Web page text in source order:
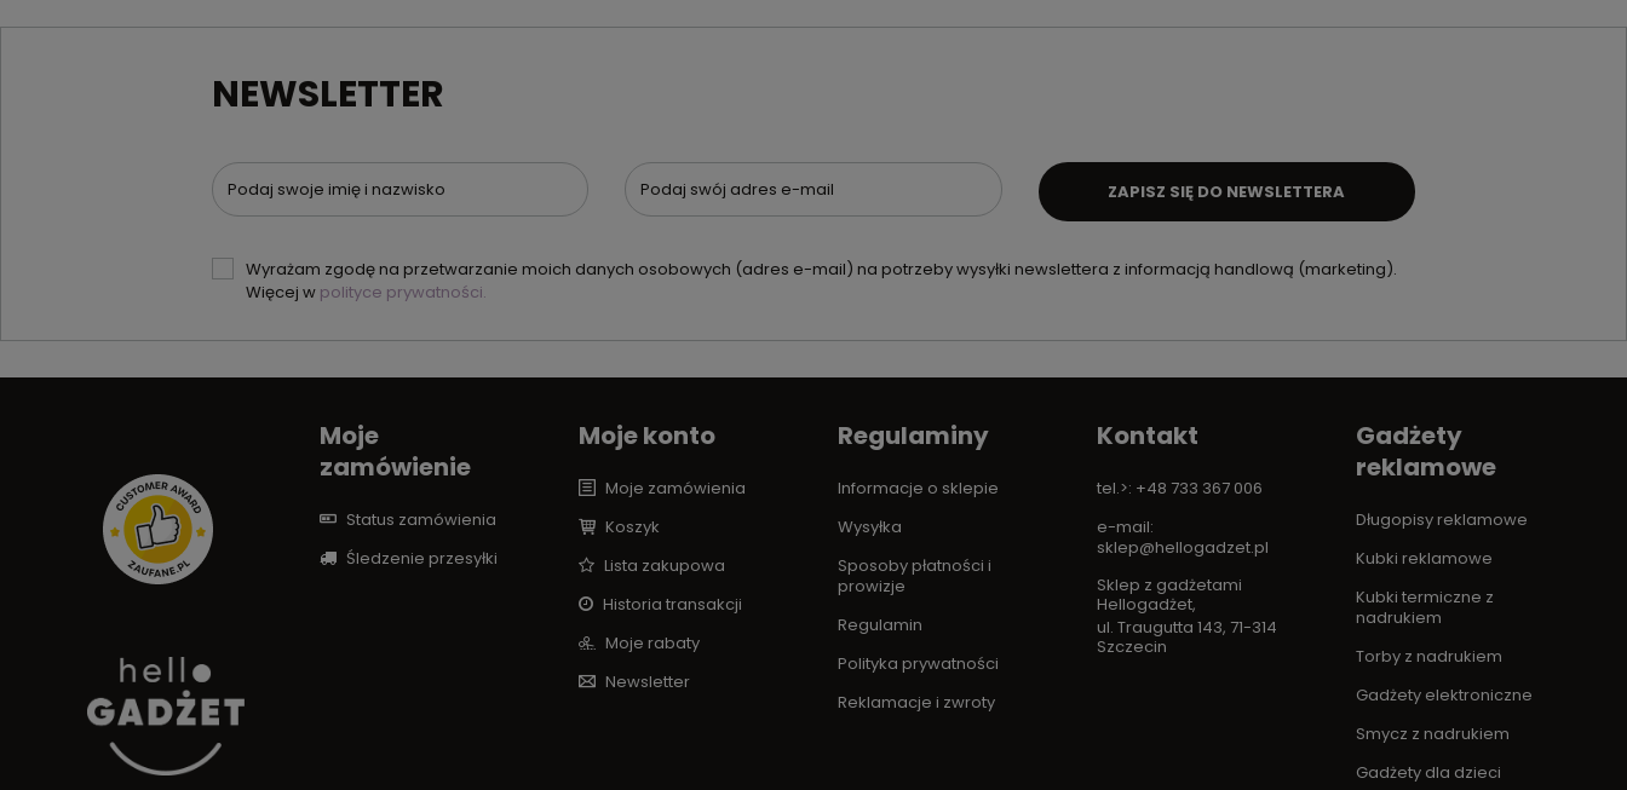
NEWSLETTER
Podaj swoje imię i nazwisko Podaj swój adres e-mail
Wyrażam zgodę na przetwarzanie moich danych osobowych (adres e-mail) na potrzeby wysyłki newslettera z informacją handlową (marketing).
Więcej w polityce prywatności.
ZAPISZ SIĘ DO NEWSLETTERA
Moje
zamówienie
Status zamówienia
Śledzenie przesyłki
Moje konto
Moje zamówienia
Koszyk
Lista zakupowa
Historia transakcji
Moje rabaty
Newsletter
Regulaminy
Informacje o sklepie
Wysyłka
Sposoby płatności i
prowizje
Regulamin
Polityka prywatności
Reklamacje i zwroty
Kontakt
tel.>: +48 733 367 006
e-mail:
sklep@hellogadzet.pl
Sklep z gadżetami
Hellogadżet,
ul. Traugutta 143, 71-314
Szczecin
Gadżety
reklamowe
Długopisy reklamowe
Kubki reklamowe
Kubki termiczne z
nadrukiem
Torby z nadrukiem
Gadżety elektroniczne
Smycz z nadrukiem
Gadżety dla dzieci